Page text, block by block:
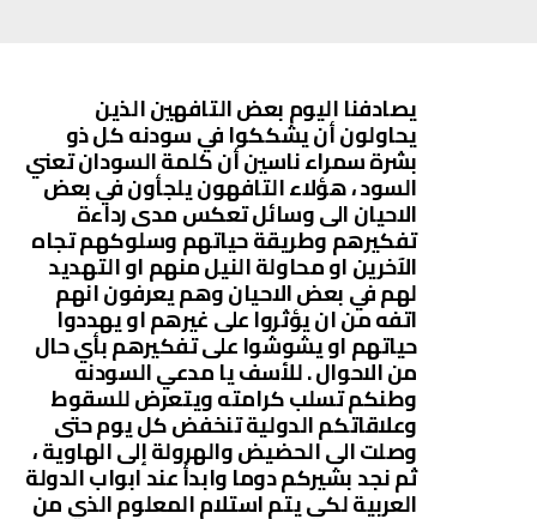
يصادفنا اليوم بعض التافهين الذين
يحاولون أن يشككوا في سودنه كل ذو
بشرة سمراء ناسين أن كلمة السودان تعني
السود ، هؤلاء التافهون يلجأون في بعض
الاحيان الى وسائل تعكس مدى رداءة
تفكيرهم وطريقة حياتهم وسلوكهم تجاه
الآخرين او محاولة النيل منهم او التهديد
لهم في بعض الاحيان وهم يعرفون انهم
اتفه من ان يؤثروا على غيرهم او يهددوا
حياتهم او يشوشوا على تفكيرهم بأي حال
من الاحوال . للأسف يا مدعي السودنه
وطنكم تسلب كرامته ويتعرض للسقوط
وعلاقاتكم الدولية تنخفض كل يوم حتى
وصلت الى الحضيض والهرولة إلى الهاوية ،
ثم نجد بشيركم دوما وابدأ عند ابواب الدولة
العربية لكي يتم استلام المعلوم الذي من